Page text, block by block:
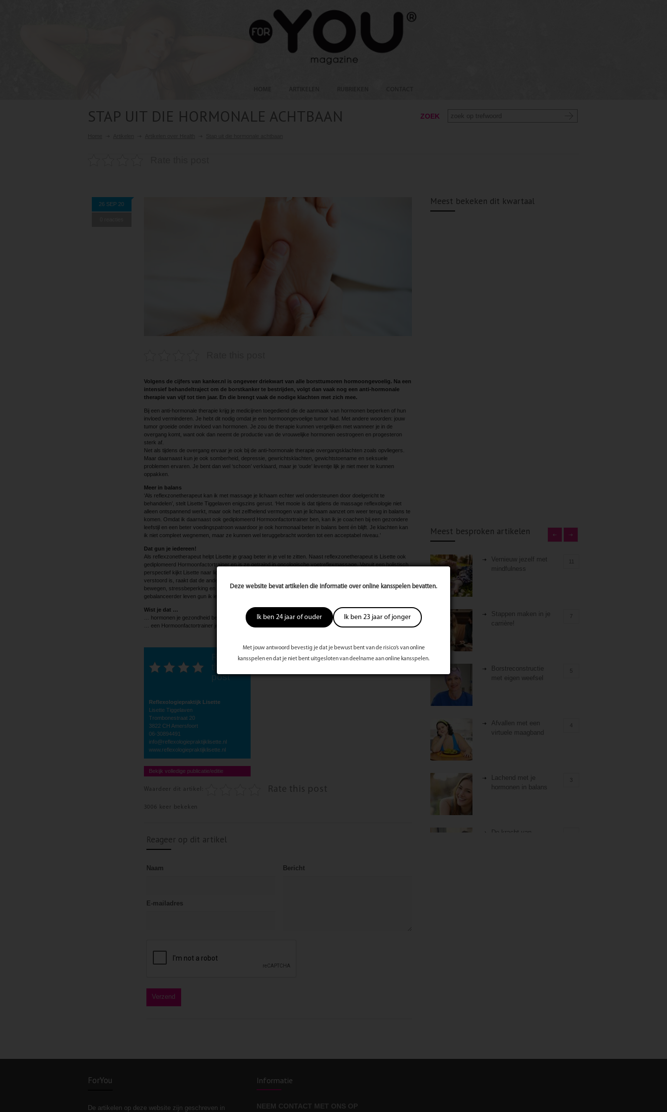
Deze website bevat artikelen die informatie over online kansspelen bevatten.
Ik ben 24 jaar of ouder Ik ben 23 jaar of jonger
Met jouw antwoord bevestig je dat je bewust bent van de risico’s van online
kansspelen en dat je niet bent uitgesloten van deelname aan online kansspelen.
STAP UIT DIE HORMONALE ACHTBAAN ZOEK
26 SEP 20
Volgens de cijfers van kanker.nl is ongeveer driekwart van alle borsttumoren hormoongevoelig. Na een
intensief behandeltraject om de borstkanker te bestrijden, volgt dan vaak nog een anti-hormonale
therapie van vijf tot tien jaar. En die brengt vaak de nodige klachten met zich mee.
Bij een anti-hormonale therapie krijg je medicijnen toegediend die de aanmaak van hormonen beperken of hun
invloed verminderen. Je hebt dit nodig omdat je een hormoongevoelige tumor had. Met andere woorden: jouw
tumor groeide onder invloed van hormonen. Je zou de therapie kunnen vergelijken met wanneer je in de
overgang komt, want ook dan neemt de productie van de vrouwelijke hormonen oestrogeen en progesteron
sterk af.
Net als tijdens de overgang ervaar je ook bij de anti-hormonale therapie overgangsklachten zoals opvliegers.
Maar daarnaast kun je ook somberheid, depressie, gewrichtsklachten, gewichtstoename en seksuele
problemen ervaren. Je bent dan wel ‘schoon’ verklaard, maar je ‘oude’ leventje lijk je niet meer te kunnen
oppakken.
Meer in balans
‘Als reflexzonetherapeut kan ik met massage je lichaam echter wel ondersteunen door doelgericht te
behandelen’, stelt Lisette Tiggelaven enigszins gerust. ‘Het mooie is dat tijdens de massage reflexologie niet
alleen ontspannend werkt, maar ook het zelfhelend vermogen van je lichaam aanzet om weer terug in balans te
komen. Omdat ik daarnaast ook gediplomeerd Hormoonfactortrainer ben, kan ik je coachen bij een gezondere
leefstijl en een beter voedingspatroon waardoor je ook hormonaal beter in balans bent én blijft. Je klachten kan
ik niet compleet wegnemen, maar ze kunnen wel teruggebracht worden tot een acceptabel niveau.’
Dat gun je iedereen!
Als reflexzonetherapeut helpt Lisette je graag beter in je vel te zitten. Naast reflexzonetherapeut is Lisette ook
gediplomeerd Hormoonfactortrainer en is ze getraind in oncologische voetreflexmassage. Vanuit een holistisch
perspectief kijkt Lisette naar lichaam én geest: ‘Die werken altijd samen. Wanneer een van de twee uit balans of
verstoord is, raakt dat de ander. Daarom vind ik dat goed zorgen voor jezelf een totaal van voeding, leefstijl,
bewegen, stressbeperking en mindset moet omvatten. Daar help ik je graag bij, want een gezonder en
gebalanceerder leven gun ik iedereen!’
Wist je dat …
… hormonen je gezondheid beïnvloeden?
… een Hormoonfactortrainer je met kleine aanpassingen in je levensstijl grote verschillen leert maken?
post
Reflexologiepraktijk Lisette
Lisette Tiggelaven
Trombonestraat 20
3822 CH Amersfoort
06-30894491
info@reflexologiepraktijklisette.nl
www.reflexologiepraktijklisette.nl
Bekijk volledige publicatie/editie
Waardeer dit artikel: Rate this post
3006 keer bekeken
Reageer op dit artikel
Naam
E-mailadres
Bericht
Meest bekeken dit kwartaal
Meest besproken artikelen
Vernieuw jezelf met
mindfulness
Stappen maken in je
carrière!
7
Borstreconstructie
met eigen weefsel
5
Afvallen met een
virtuele maagband
4
Lachend met je
hormonen in balans
3
De kracht van
zijn?
ForYou
De artikelen op deze website zijn geschreven in
Informatie
NEEM CONTACT MET ONS OP